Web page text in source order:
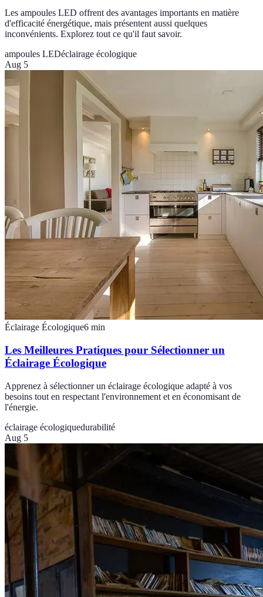
Les ampoules LED offrent des avantages importants en matière
d'efficacité énergétique, mais présentent aussi quelques
inconvénients. Explorez tout ce qu'il faut savoir.
ampoules LEDéclairage écologique
Aug 5
Éclairage Écologique6 min
Les Meilleures Pratiques pour Sélectionner un
Éclairage Écologique
Apprenez à sélectionner un éclairage écologique adapté à vos
besoins tout en respectant l'environnement et en économisant de
l'énergie.
éclairage écologiquedurabilité
Aug 5